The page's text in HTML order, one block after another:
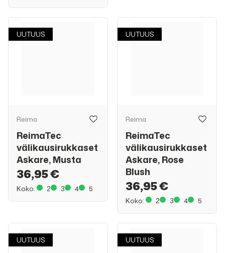
UUTUUS
Reima
ReimaTec
välikausirukkaset
Askare, Musta
36,95 €
Koko: 2 3 4 5
UUTUUS
Reima
ReimaTec
välikausirukkaset
Askare, Rose
Blush
36,95 €
Koko: 2 3 4 5
UUTUUS UUTUUS